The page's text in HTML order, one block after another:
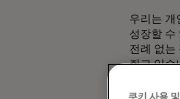
우리는 개
성장할 수
전례 없는
쥐고 있습
이러한 이
쿠키 사용